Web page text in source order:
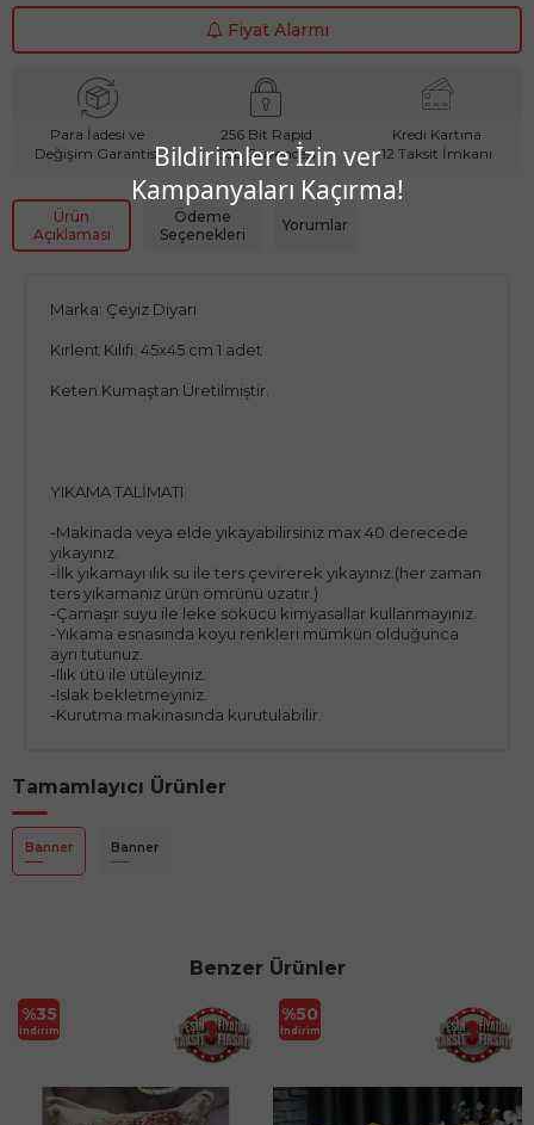
Bildirimlere İzin ver
Kampanyaları Kaçırma!
Fiyat Alarmı
Para İadesi ve
Değişim Garantisi
256 Bit Rapid
SSL Güvencesi
Kredi Kartına
12 Taksit İmkanı
Ürün
Açıklaması
Ödeme
Seçenekleri
Yorumlar
Marka: Çeyiz Diyarı
Kırlent Kılıfı: 45x45 cm 1 adet
Keten Kumaştan Üretilmiştir.
YIKAMA TALİMATI
-Makinada veya elde yıkayabilirsiniz max 40 derecede
yıkayınız.
-İlk yıkamayı ılık su ile ters çevirerek yıkayınız.(her zaman
ters yıkamanız ürün ömrünü uzatır.)
-Çamaşır suyu ile leke sökücü kimyasallar kullanmayınız.
-Yıkama esnasında koyu renkleri mümkün olduğunca
ayrı tutunuz.
-Ilık ütü ile ütüleyiniz.
-Islak bekletmeyiniz.
-Kurutma makinasında kurutulabilir.
Tamamlayıcı Ürünler
Banner Banner
Benzer Ürünler
%35
İndirim
%50
İndirim